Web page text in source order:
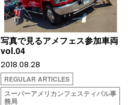
写真で見るアメフェス参加車両
vol.04
2018.08.28
REGULAR ARTICLES
スーパーアメリカンフェスティバル事
務局